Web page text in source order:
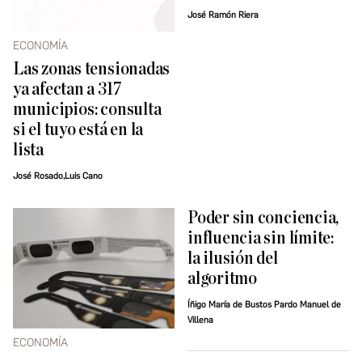
ECONOMÍA
Las zonas tensionadas
ya afectan a 317
municipios: consulta
si el tuyo está en la
lista
José Rosado,Luis Cano
José Ramón Riera
ECONOMÍA
Poder sin conciencia,
influencia sin límite:
la ilusión del
algoritmo
Íñigo María de Bustos Pardo Manuel de
Villena